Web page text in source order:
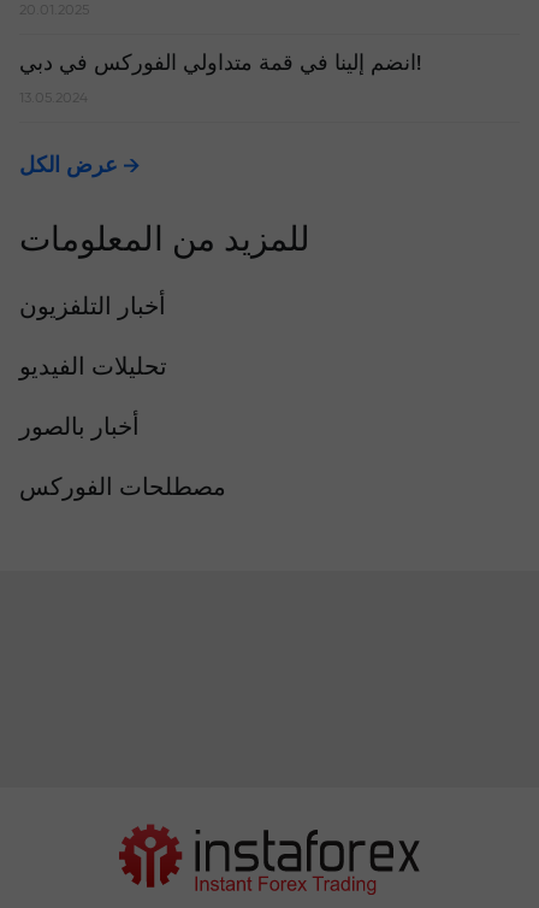
20.01.2025
انضم إلينا في قمة متداولي الفوركس في دبي!
13.05.2024
عرض الكل
للمزيد من المعلومات
أخبار التلفزيون
تحليلات الفيديو
أخبار بالصور
مصطلحات الفوركس